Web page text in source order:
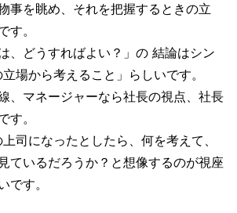
事を眺め、それを把握するときの立
す。
、どうすればよい？」の 結論はシン
場から考えること」らしいです。
、マネージャーなら社長の視点、社長
す。
司になったとしたら、何を考えて、
ているだろうか？と想像するのが視座
です。